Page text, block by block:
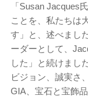
「Susan Jacques
ことを、私たちは
す」と、述べまし
ーダーとして、
した」と続けまし
ビジョン、誠実さ
GIA、宝石と宝飾